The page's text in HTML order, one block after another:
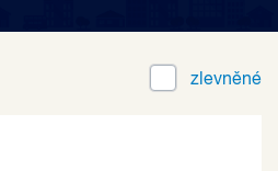
zlevněné